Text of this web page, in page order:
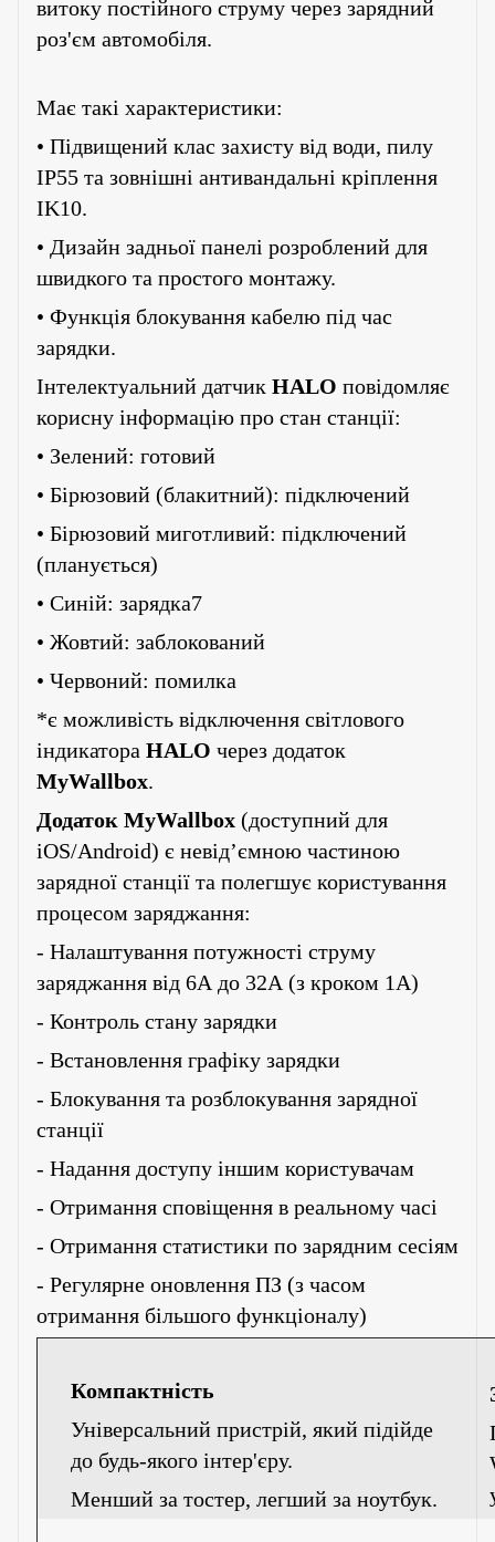
витоку постійного струму через зарядний
роз'єм автомобіля.
Має такі характеристики:
• Підвищений клас захисту від води, пилу
IP55 та зовнішні антивандальні кріплення
IK10.
• Дизайн задньої панелі розроблений для
швидкого та простого монтажу.
• Функція блокування кабелю під час
зарядки.
Інтелектуальний датчик HALO повідомляє
корисну інформацію про стан станції:
• Зелений: готовий
• Бірюзовий (блакитний): підключений
• Бірюзовий миготливий: підключений
(планується)
• Синій: зарядка7
• Жовтий: заблокований
• Червоний: помилка
*є можливість відключення світлового
індикатора HALO через додаток
MyWallbox.
Додаток MyWallbox (доступний для
iOS/Android) є невід’ємною частиною
зарядної станції та полегшує користування
процесом заряджання:
- Налаштування потужності струму
заряджання від 6А до 32А (з кроком 1А)
- Контроль стану зарядки
- Встановлення графіку зарядки
- Блокування та розблокування зарядної
станції
- Надання доступу іншим користувачам
- Отримання сповіщення в реальному часі
- Отримання статистики по зарядним сесіям
- Регулярне оновлення ПЗ (з часом
отримання більшого функціоналу)
Компактність
Універсальний пристрій, який підійде
до будь-якого інтер'єру.
Менший за тостер, легший за ноутбук.